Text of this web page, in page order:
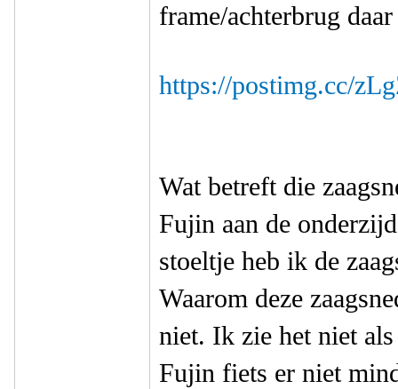
frame/achterbrug
https://postimg.cc/
Wat betreft die
Fujin aan de
stoeltje heb ik de
Waarom deze
niet. Ik zie het niet
Fujin fiets er niet